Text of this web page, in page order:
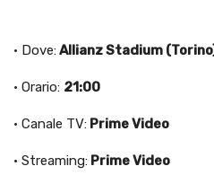
· Dove:Allianz Stadium
· Orario: 21:00
· Canale TV: Prime Video
· Streaming: Prime Video